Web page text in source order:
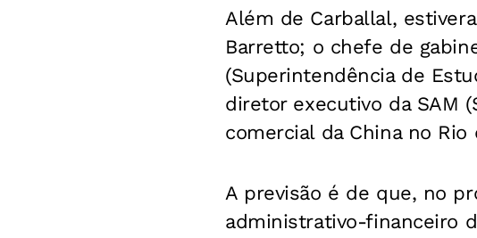
Além de Carballal,
Barretto; o chefe de
(Superintendência de
diretor executivo da SAM
comercial da China no Rio
A previsão é de que, no
administrativo-financeiro